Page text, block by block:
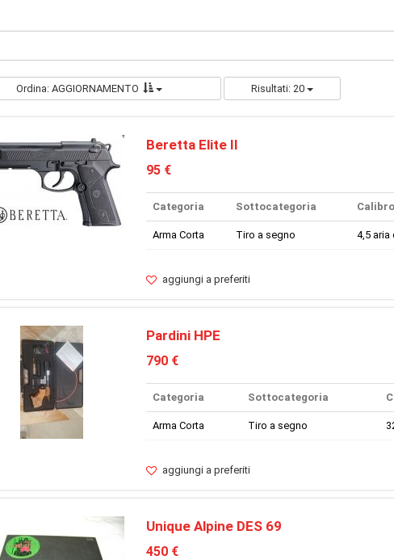
Ordina: AGGIORNAMENTO Risultati: 20
Beretta Elite II
95 €
Categoria Sottocategoria Calibro
Arma Corta Tiro a segno 4,5
aggiungi a preferiti
Pardini HPE
790 €
Categoria Sottocategoria
Arma Corta Tiro a segno
aggiungi a preferiti
Unique Alpine DES 69
450 €